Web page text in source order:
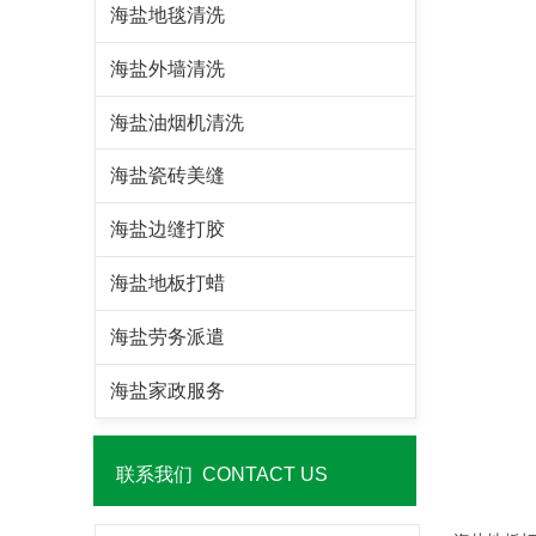
海盐地毯清洗
海盐外墙清洗
海盐油烟机清洗
海盐瓷砖美缝
海盐边缝打胶
海盐地板打蜡
海盐劳务派遣
海盐家政服务
联系我们 CONTACT US